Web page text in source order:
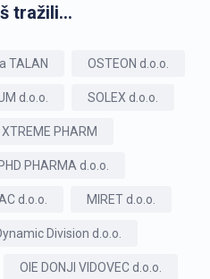
tražili...
TALAN OSTEON d.o.o.
d.o.o. SOLEX d.o.o.
PHARM
PHD PHARMA d.o.o.
d.o.o. MIRET d.o.o.
Division d.o.o.
OIE DONJI VIDOVEC d.o.o.